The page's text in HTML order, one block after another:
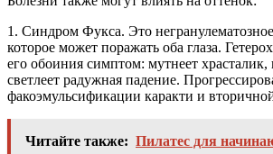
1. Синдром Фукса. Это
которое может поражать оба глаза.
его обоиния симптом: мутнеет храсталик,
светлеет радужная падение.
факоэмульсификации каракти и
Читайте также: Пилатес для